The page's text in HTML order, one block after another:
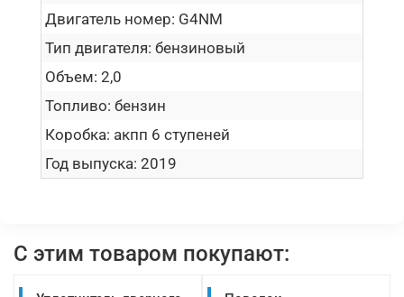
Двигатель номер: G4NM
Тип двигателя: бензиновый
Объем: 2,0
Топливо: бензин
Коробка: акпп 6 ступеней
Год выпуска: 2019
С этим товаром покупают: